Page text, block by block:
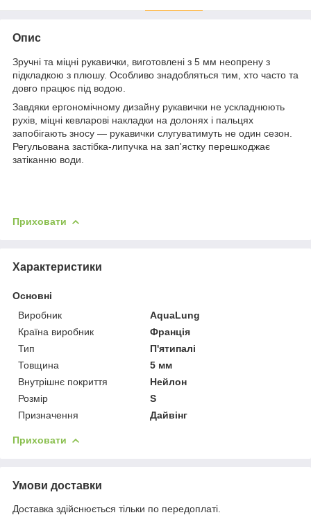
Опис
Зручні та міцні рукавички, виготовлені з 5 мм неопрену з
підкладкою з плюшу. Особливо знадобляться тим, хто часто та
довго працює під водою.
Завдяки ергономічному дизайну рукавички не ускладнюють
рухів, міцні кевларові накладки на долонях і пальцях
запобігають зносу — рукавички слугуватимуть не один сезон.
Регульована застібка-липучка на зап'ястку перешкоджає
затіканню води.
Приховати
Характеристики
Основні
Виробник
AquaLung
Країна виробник
Франція
Тип
П'ятипалі
Товщина
5 мм
Внутрішнє покриття
Нейлон
Розмір
S
Призначення
Дайвінг
Приховати
Умови доставки
Доставка здійснюється тільки по передоплаті.